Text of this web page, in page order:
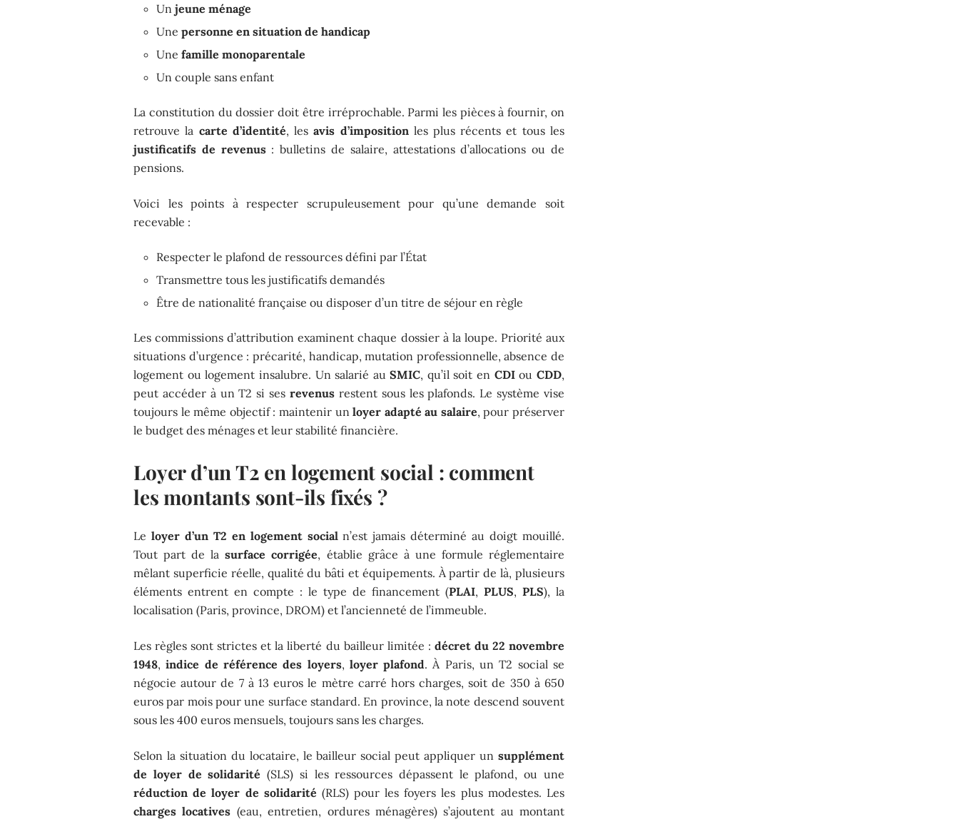
Unjeune ménage
Unepersonne en situation de handicap
Unefamille monoparentale
Un couple sans enfant
La constitution du dossier doit être irréprochable. Parmi les pièces à fournir, on
retrouve la carte d’identité, lesavis d’impositionles plus récents et tous les
justificatifs de revenus: bulletins de salaire, attestations d’allocations ou de
pensions.
Voici les points à respecter scrupuleusement pour qu’une demande soit
recevable :
Respecter le plafond de ressources défini par l’État
Transmettre tous les justificatifs demandés
Être de nationalité française ou disposer d’un titre de séjour en règle
Les commissions d’attribution examinent chaque dossier à la loupe. Priorité aux
situations d’urgence : précarité, handicap, mutation professionnelle, absence de
logement ou logement insalubre. Un salarié auSMIC, qu’il soit en CDIou CDD,
peut accéder à un T2 si ses revenus restent sous les plafonds. Le système vise
toujours le même objectif : maintenir unloyer adapté au salaire, pour préserver
le budget des ménages et leur stabilité financière.
Loyer d’un T2 en logement social : comment
les montants sont-ils fixés ?
Leloyer d’un T2 en logement socialn’est jamais déterminé au doigt mouillé.
Tout part de lasurface corrigée, établie grâce à une formule réglementaire
mêlant superficie réelle, qualité du bâti et équipements. À partir de là, plusieurs
éléments entrent en compte : le type de financement (PLAI, PLUS, PLS), la
localisation (Paris, province, DROM) et l’ancienneté de l’immeuble.
Les règles sont strictes et la liberté du bailleur limitée : décret du 22 novembre
1948,indice de référence des loyers, loyer plafond. À Paris, un T2 social se
négocie autour de 7 à 13 euros le mètre carré hors charges, soit de 350 à 650
euros par mois pour une surface standard. En province, la note descend souvent
sous les 400 euros mensuels, toujours sans les charges.
Selon la situation du locataire, le bailleur social peut appliquer un supplément
de loyer de solidarité (SLS) si les ressources dépassent le plafond, ou une
réduction de loyer de solidarité (RLS) pour les foyers les plus modestes. Les
charges locatives (eau, entretien, ordures ménagères) s’ajoutent au montant